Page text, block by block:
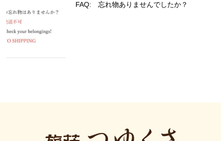
FAQ: 忘れ物ありませんでしたか？